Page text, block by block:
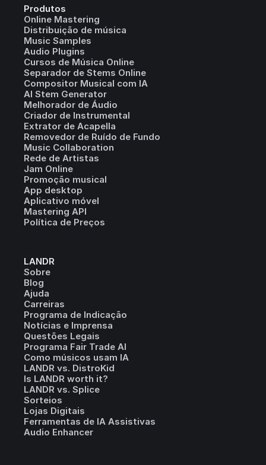
Produtos
Online Mastering
Distribuição de música
Music Samples
Audio Plugins
Cursos de Música Online
Separador de Stems Online
Compositor Musical com IA
AI Stem Generator
Melhorador de Áudio
Criador de Instrumental
Extrator de Acapella
Removedor de Ruído de Fundo
Music Collaboration
Rede de Artistas
Jam Online
Promoção musical
App desktop
Aplicativo móvel
Mastering API
Política de Preços
LANDR
Sobre
Blog
Ajuda
Carreiras
Programa de Indicação
Notícias e Imprensa
Questões Legais
Programa Fair Trade AI
Como músicos usam IA
LANDR vs. DistroKid
Is LANDR worth it?
LANDR vs. Splice
Sorteios
Lojas Digitais
Ferramentas de IA Assistivas
Audio Enhancer